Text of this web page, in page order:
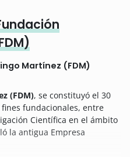
Martínez (FDM)
(FDM), se constituyó el 30
fundacionales, entre
Científica en el ámbito
la antigua Empresa